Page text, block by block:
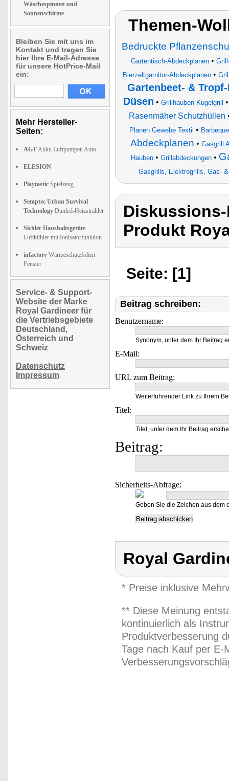
Wäschespinnen und
Sonnenschirme
Bleiben Sie mit uns im
Kontakt und tragen Sie
hier Ihre E-Mail-Adresse
für unsere HotPrice-Mail
ein:
Mehr Hersteller-
Seiten:
AGTAkku Luftpumpen Auto
ELESION
Playtastic Spielzeug
Semptec Urban Survival
Technology Dunkel-Heizstrahler
Sichler Haushaltsgeräte
Luftkühler mit Ionisatorfunktion
infactory Wärmeschutzfolien
Fenster
Service- & Support-
Website der Marke
Royal Gardineer für
die Vertriebsgebiete
Deutschland,
Österreich und
Schweiz
Datenschutz
Impressum
Themen-
Bedruckte
Gartentisch-Abdeckplanen•
Bierzeltgarnitur-Abdeckplanen•
Gartenbeet- &
Düsen • Grillhauben Kugelgrill
Rasenmäher Schutzhüllen
Planen Gewebe Textil •
Abdeckplanen • Gasgrill
Hauben • Grillabdeckungen •
Gasgrills, Elektrogrills, Gas-
Produkt
Seite: [1]
Beitrag schreiben:
Benutzername:
Synonym, unter dem Ihr Beitrag
E-Mail:
URL zum Beitrag:
Weiterführender Link zu Ihrem
Titel:
Titel, unter dem Ihr Beitrag
Beitrag:
Sicherheits-Abfrage:
Geben Sie die Zeichen aus dem
Royal
* Preise inklusive
** Diese Meinung
kontinuierlich als
Produktverbesserung
Tage nach Kauf per E-